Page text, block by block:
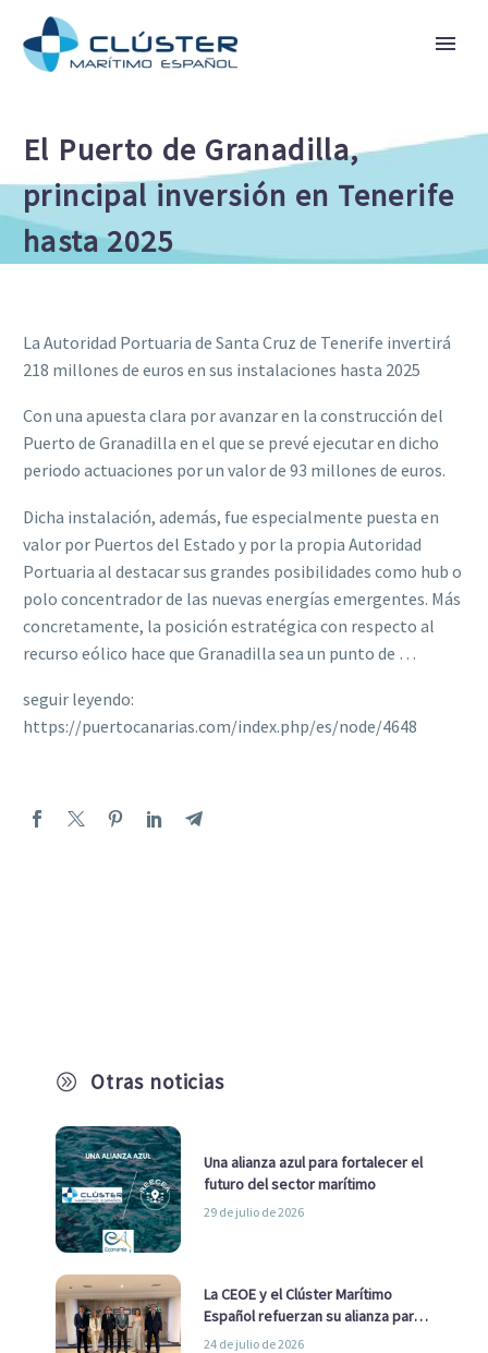
El Puerto de Granadilla,
principal inversión en Tenerife
hasta 2025
A Otras noticias
Una alianza azul para fortalecer el
futuro del sector marítimo
29 de julio de 2026
La CEOE y el Clúster Marítimo
Español refuerzan su alianza para
impulsar una estrategia Nacional
24 de julio de 2026
La Autoridad Portuaria de Santa Cruz de Tenerife invertirá
218 millones de euros en sus instalaciones hasta 2025
Con una apuesta clara por avanzar en la construcción del
Puerto de Granadilla en el que se prevé ejecutar en dicho
periodo actuaciones por un valor de 93 millones de euros.
Dicha instalación, además, fue especialmente puesta en
valor por Puertos del Estado y por la propia Autoridad
Portuaria al destacar sus grandes posibilidades como hub o
polo concentrador de las nuevas energías emergentes. Más
concretamente, la posición estratégica con respecto al
recurso eólico hace que Granadilla sea un punto de …
seguir leyendo:
https://puertocanarias.com/index.php/es/node/4648